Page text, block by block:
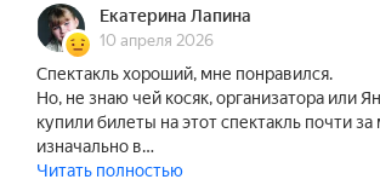
В состав исполнителей могут быть
изменения без дополнительного
Продолжительность : 2 часа 20
антракта.
Екатерина Лапина
10 апреля 2026
Спектакль хороший, мне понравился.
Но, не знаю чей косяк, организатора или
купили билеты на этот спектакль почти за
изначально в…
Читать полностью